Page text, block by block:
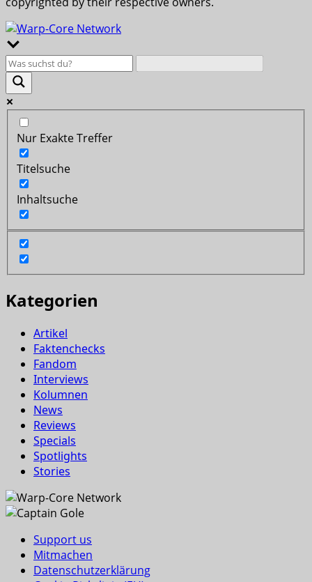
Nur Exakte Treffer
Titelsuche
Inhaltsuche
Kategorien
Artikel
Faktenchecks
Fandom
Interviews
Kolumnen
News
Reviews
Specials
Spotlights
Stories
Support us
Mitmachen
Datenschutzerklärung